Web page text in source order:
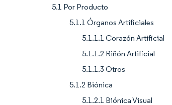
5.1 Por Producto
5.1.1 Órganos Artificiales
5.1.1.1 Corazón Artificial
5.1.1.2 Riñón Artificial
5.1.1.3 Otros
5.1.2 Biónica
5.1.2.1 Biónica Visual